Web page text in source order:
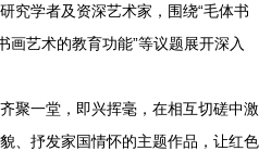
究学者及资深艺术家，围绕“毛体书
画艺术的教育功能”等议题展开深入
聚一堂，即兴挥毫，在相互切磋中激
、抒发家国情怀的主题作品，让红色